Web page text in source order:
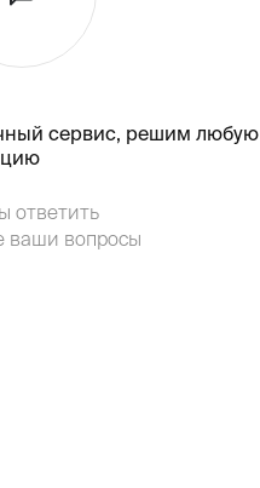
сервис, решим любую
ответить
ваши вопросы